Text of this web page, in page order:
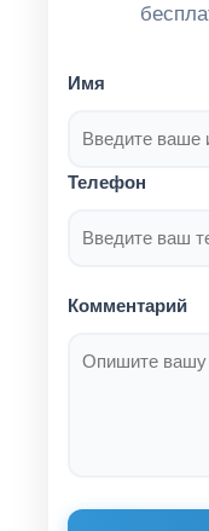
Имя
Телефон
Комментарий